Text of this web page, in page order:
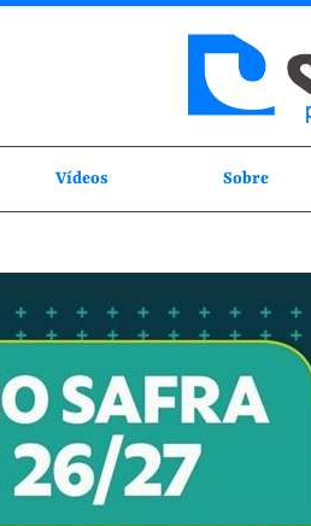
Vídeos Sobre